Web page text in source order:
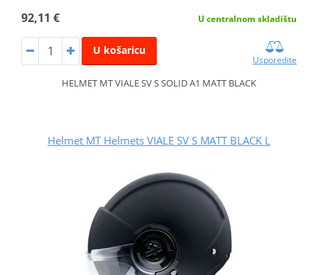
92,11 € U centralnom skladištu
U košaricu
Usporedite
HELMET MT VIALE SV S SOLID A1 MATT BLACK
Helmet MT Helmets VIALE SV S MATT BLACK L